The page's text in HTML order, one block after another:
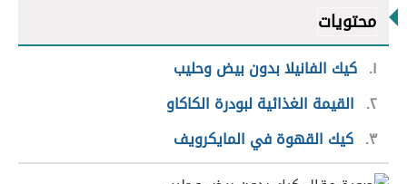
محتويات
١ كيك الفانيلا بدون بيض وحليب
٢ القيمة الغذائية لبودرة الكاكاو
٣ كيك القهوة في المايكرويف